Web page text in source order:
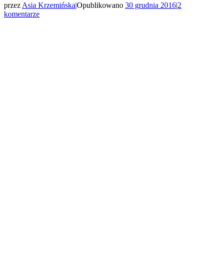
przez Asia Krzemińska|Opublikowano 30 grudnia 2016|2
komentarze